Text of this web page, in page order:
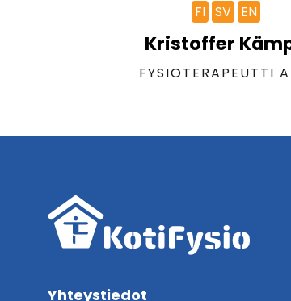
FI SV EN
Kristoffer
FYSIOTERAPEUTTI
Yhteystiedot